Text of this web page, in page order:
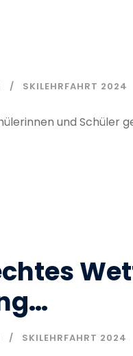
SKILEHRFAHRT 2024
und Schüler
SKILEHRFAHRT 2024